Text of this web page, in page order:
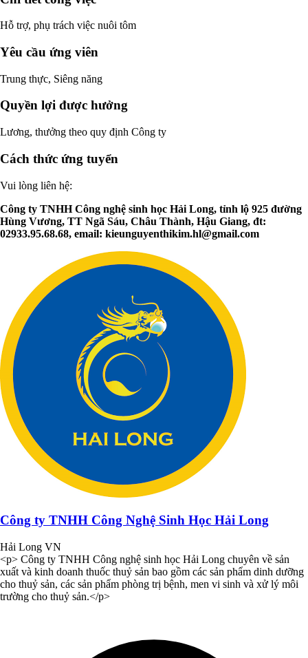
Hỗ trợ, phụ trách việc nuôi tôm
Yêu cầu ứng viên
Trung thực, Siêng năng
Quyền lợi được hưởng
Lương, thưởng theo quy định Công ty
Cách thức ứng tuyển
Vui lòng liên hệ:
Công ty TNHH Công nghệ sinh học Hải Long, tỉnh lộ 925 đường
Hùng Vương, TT Ngã Sáu, Châu Thành, Hậu Giang, đt:
02933.95.68.68, email: kieunguyenthikim.hl@gmail.com
Công ty TNHH Công Nghệ Sinh Học Hải Long
Hải Long VN
<p> Công ty TNHH Công nghệ sinh học Hải Long chuyên về sản
xuất và kinh doanh thuốc thuỷ sản bao gồm các sản phẩm dinh dưỡng
cho thuỷ sản, các sản phẩm phòng trị bệnh, men vi sinh và xử lý môi
trường cho thuỷ sản.</p>